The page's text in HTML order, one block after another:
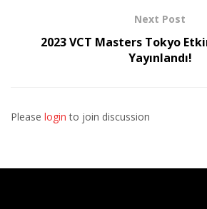
Next Post
2023 VCT Masters Tokyo
Yayınlandı!
Please login to join discussion